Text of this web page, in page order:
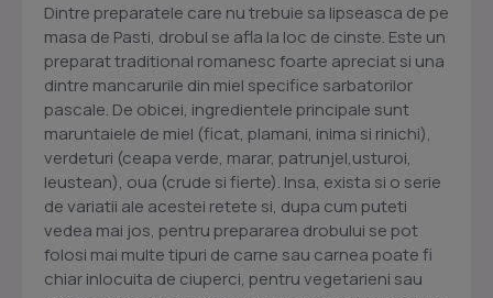
Dintre preparatele care nu trebuie sa lipseasca de pe
masa de Pasti, drobul se afla la loc de cinste. Este un
preparat traditional romanesc foarte apreciat si una
dintre mancarurile din miel specifice sarbatorilor
pascale. De obicei, ingredientele principale sunt
maruntaiele de miel (ficat, plamani, inima si rinichi),
verdeturi (ceapa verde, marar, patrunjel,usturoi,
leustean), oua (crude si fierte). Insa, exista si o serie
de variatii ale acestei retete si, dupa cum puteti
vedea mai jos, pentru prepararea drobului se pot
folosi mai multe tipuri de carne sau carnea poate fi
chiar inlocuita de ciuperci, pentru vegetarieni sau